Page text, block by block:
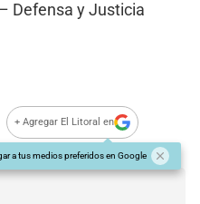
Defensa y Justicia
+ Agregar El Litoral en
a tus medios preferidos en Google